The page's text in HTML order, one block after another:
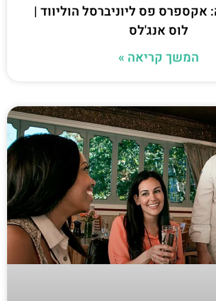
אקספרס פס ליוניברסל הוליווד |
לוס אנג'לס
המשך קריאה »